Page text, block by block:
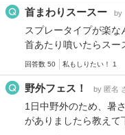
首まわりスースー by
スプレータイプが楽な
首あたり噴いたらスー
回答数 50 私もしりたい！ 1
野外フェス！ by 匿名
1日中野外のため、暑
がありましたら教えて